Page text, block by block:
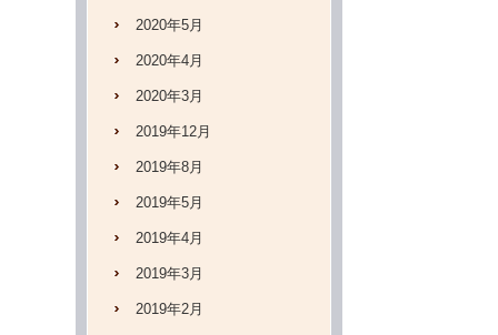
2020年5月
2020年4月
2020年3月
2019年12月
2019年8月
2019年5月
2019年4月
2019年3月
2019年2月